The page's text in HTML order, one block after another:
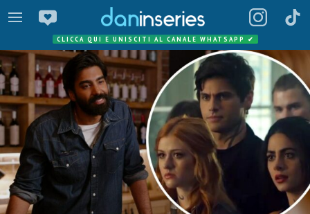
CLICCA QUI E UNISCITI AL CANALE WHATSAPP ✔